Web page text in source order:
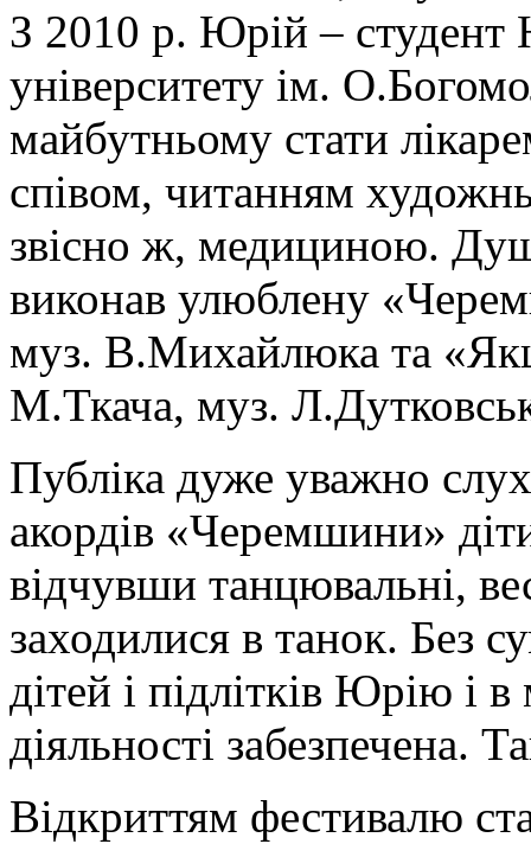
З 2010 р. Юрій – студент
університету ім.
майбутньому стати
співом, читанням
звісно ж, медициною.
виконав улюблену
муз. В.Михайлюка та
М.Ткача, муз.
Публіка дуже уважно
акордів «Черемшини»
відчувши танцювальні,
заходилися в танок. Без
дітей і підлітків Юрію і
діяльності забезпечена.
Відкриттям фестивалю